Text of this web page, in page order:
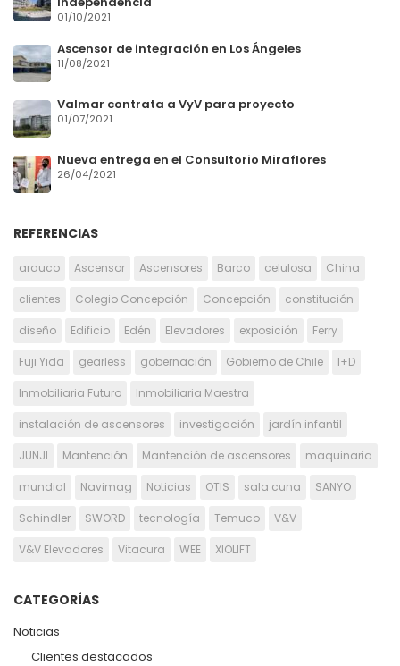
01/10/2021
Ascensor de integración en Los Ángeles
11/08/2021
Valmar contrata a VyV para proyecto
01/07/2021
Nueva entrega en el Consultorio Miraflores
26/04/2021
REFERENCIAS
arauco Ascensor Ascensores Barco celulosa China
clientes Colegio Concepción Concepción constitución
diseño Edificio Edén Elevadores exposición Ferry
Fuji Yida gearless gobernación Gobierno de Chile I+D
Inmobiliaria Futuro Inmobiliaria Maestra
instalación de ascensores investigación jardín infantil
JUNJI Mantención Mantención de ascensores maquinaria
mundial Navimag Noticias OTIS sala cuna SANYO
Schindler SWORD tecnología Temuco V&V
V&V Elevadores Vitacura WEE XIOLIFT
CATEGORÍAS
Noticias
Clientes destacados